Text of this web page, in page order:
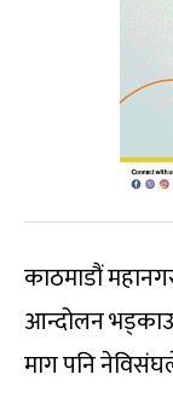
काठमाडौं
आन्दोलन
माग पनि